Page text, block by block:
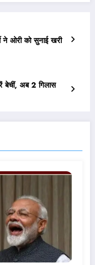
ने ओरी को सुनाई खरी
बेचीं, अब 2 गिलास